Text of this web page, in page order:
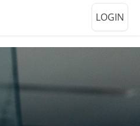
LOGIN